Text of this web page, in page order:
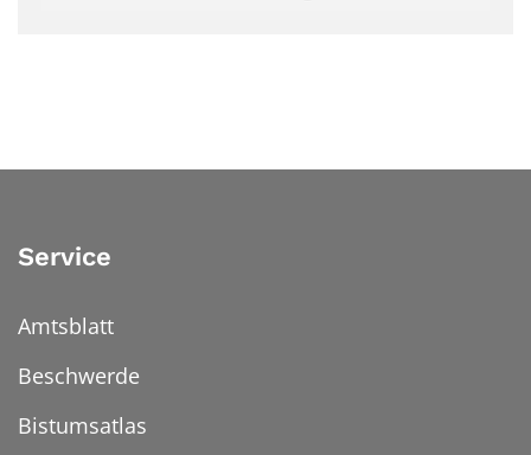
Service
Amtsblatt
Beschwerde
Bistumsatlas